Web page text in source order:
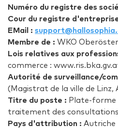
Numéro du registre des
Cour du registre
EMail :
Membre de : WKO
Lois relatives aux
commerce :
Autorité de surveillance/
(Magistrat de la ville de Linz,
Titre du poste : Plate-forme
traitement des
Pays d'attribution : Autriche